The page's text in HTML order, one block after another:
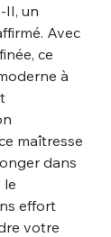
II, un
Avec
ce
à
maîtresse
dans
le
effort
votre